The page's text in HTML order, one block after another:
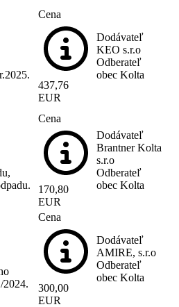
Cena
437,76
EUR
Dodávateľ
KEO s.r.o
Odberateľ
obec Kolta
Cena
170,80
EUR
Dodávateľ
Brantner Kolta
s.r.o
Odberateľ
obec Kolta
2024.
Cena
300,00
EUR
Dodávateľ
AMIRE, s.r.o
Odberateľ
obec Kolta